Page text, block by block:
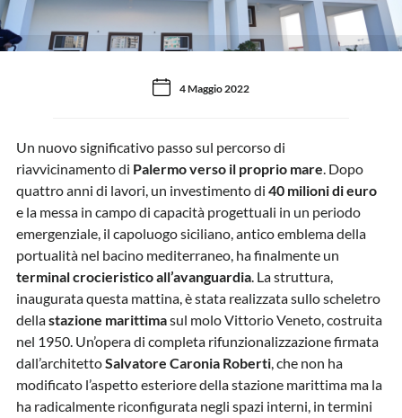
4 Maggio 2022
Un nuovo significativo passo sul percorso di
riavvicinamento di Palermo verso il proprio mare. Dopo
quattro anni di lavori, un investimento di 40 milioni di euro
e la messa in campo di capacità progettuali in un periodo
emergenziale, il capoluogo siciliano, antico emblema della
portualità nel bacino mediterraneo, ha finalmente un
terminal crocieristico all’avanguardia. La struttura,
inaugurata questa mattina, è stata realizzata sullo scheletro
dellastazione marittimasul molo Vittorio Veneto, costruita
nel 1950. Un’opera di completa rifunzionalizzazione firmata
dall’architettoSalvatore Caronia Roberti, che non ha
modificato l’aspetto esteriore della stazione marittima ma la
ha radicalmente riconfigurata negli spazi interni, in termini